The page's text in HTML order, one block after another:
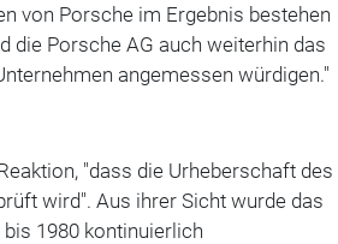
von Porsche im Ergebnis bestehen
die Porsche AG auch weiterhin das
angemessen würdigen."
"dass die Urheberschaft des
wird". Aus ihrer Sicht wurde das
bis 1980 kontinuierlich